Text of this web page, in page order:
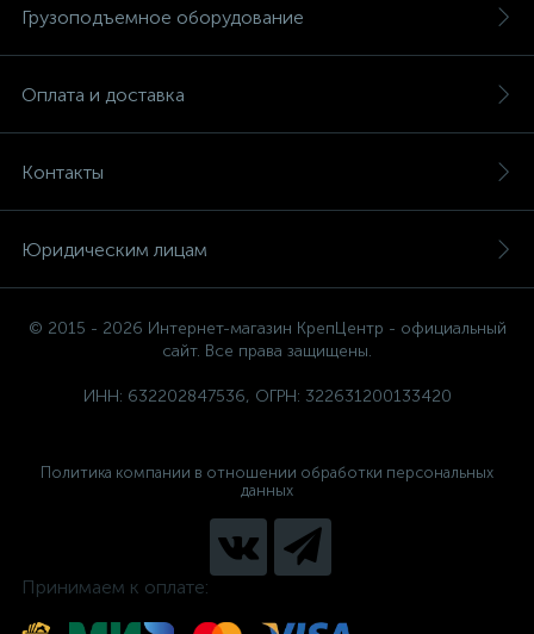
Грузоподъемное оборудование
Оплата и доставка
Контакты
Юридическим лицам
© 2015 - 2026 Интернет-магазин КрепЦентр - официальный
сайт. Все права защищены.
ИНН: 632202847536, ОГРН: 322631200133420
Политика компании в отношении обработки персональных
данных
Принимаем к оплате: